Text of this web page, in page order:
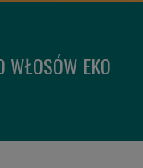
WŁOSÓW EKO